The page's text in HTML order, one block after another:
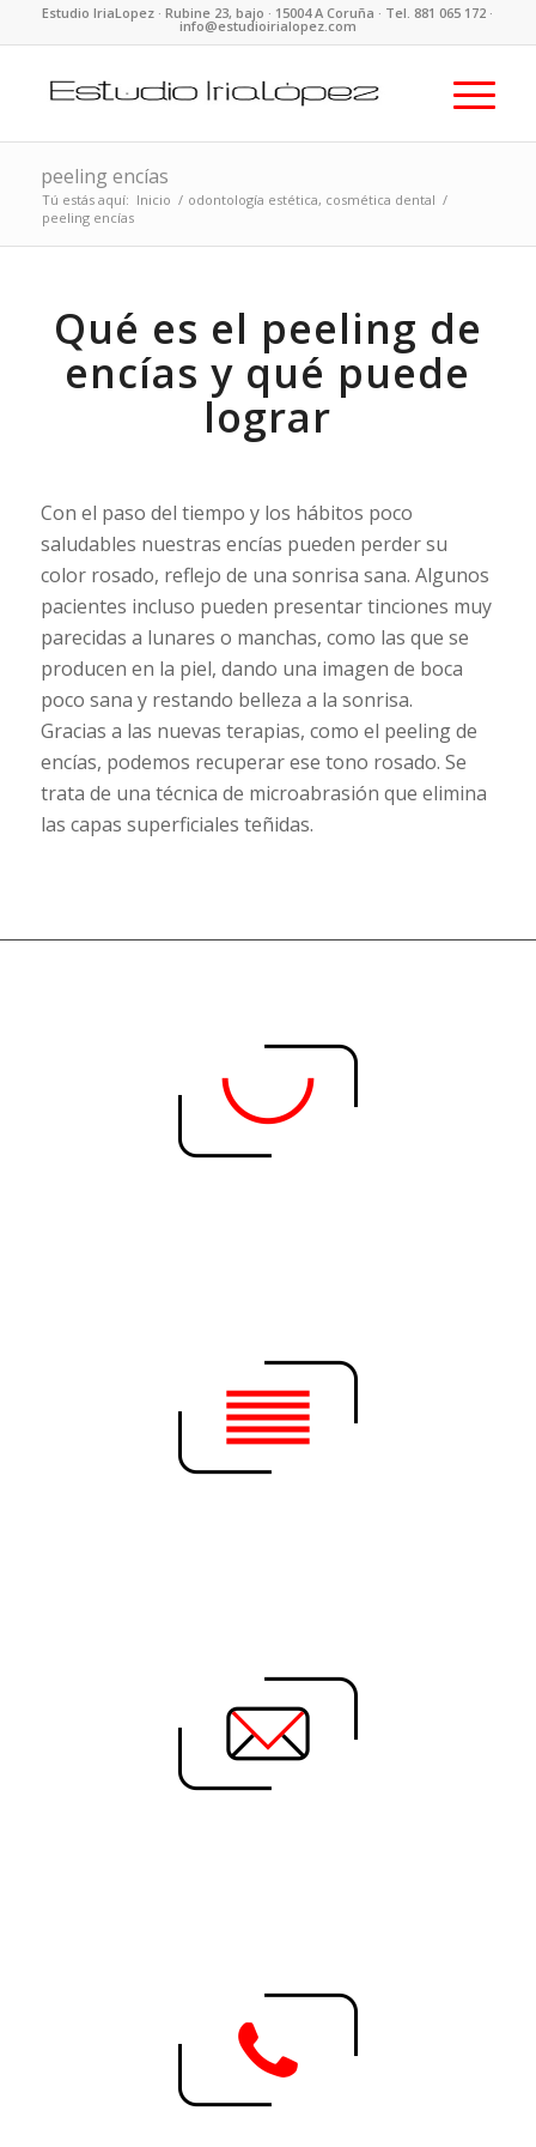
Estudio IriaLopez · Rubine 23, bajo · 15004 A Coruña · Tel. 881 065 172 ·
info@estudioirialopez.com
peeling encías
Tú estás aquí: Inicio / odontología estética, cosmética dental /
peeling encías
Qué es el peeling de
encías y qué puede
lograr
Con el paso del tiempo y los hábitos poco
saludables nuestras encías pueden perder su
color rosado, reflejo de una sonrisa sana. Algunos
pacientes incluso pueden presentar tinciones muy
parecidas a lunares o manchas, como las que se
producen en la piel, dando una imagen de boca
poco sana y restando belleza a la sonrisa.
Gracias a las nuevas terapias, como el peeling de
encías, podemos recuperar ese tono rosado. Se
trata de una técnica de microabrasión que elimina
las capas superficiales teñidas.